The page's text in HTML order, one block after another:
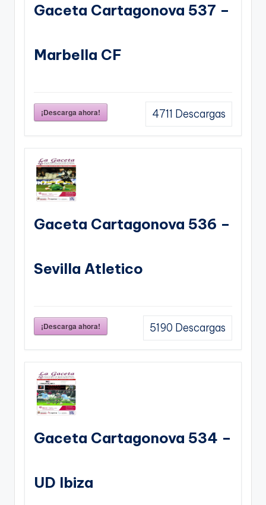
Gaceta Cartagonova 537 –
Marbella CF
¡Descarga ahora! 4711 Descargas
Gaceta Cartagonova 536 –
Sevilla Atletico
¡Descarga ahora! 5190 Descargas
Gaceta Cartagonova 534 –
UD Ibiza